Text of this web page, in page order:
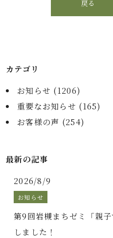
戻る
カテゴリ
お知らせ (1206)
重要なお知らせ (165)
お客様の声 (254)
最新の記事
2026/8/9
お知らせ
第9回岩槻まちゼミ「親
しました！